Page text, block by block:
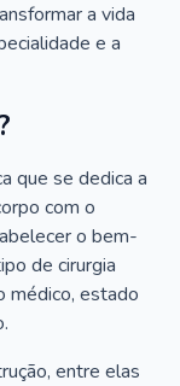
a vida
e a
que se dedica a
com o
o bem-
de cirurgia
médico, estado
entre elas